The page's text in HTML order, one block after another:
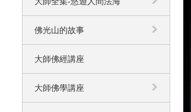
佛光山的故事
大師佛經講座
大師佛學講座